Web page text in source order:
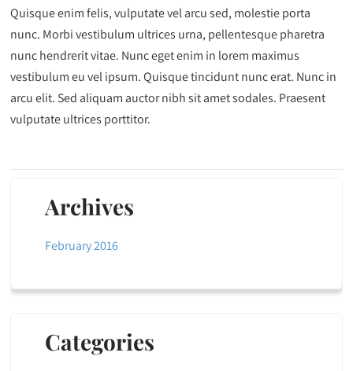
Quisque enim felis, vulputate vel arcu sed, molestie porta
nunc. Morbi vestibulum ultrices urna, pellentesque pharetra
nunc hendrerit vitae. Nunc eget enim in lorem maximus
vestibulum eu vel ipsum. Quisque tincidunt nunc erat. Nunc in
arcu elit. Sed aliquam auctor nibh sit amet sodales. Praesent
vulputate ultrices porttitor.
Archives
February 2016
Categories